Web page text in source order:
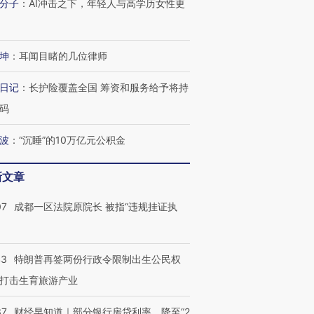
子 ： AI冲击之下，年轻人与高学历女性更
： 耳闻目睹的几位律师
记 ： 长护险覆盖全国 筹资和服务给予将持
： “沉睡”的10万亿元公积金
章
成都一区法院原院长 被指“违规挂证执
特朗普再签两份行政令限制出生公民权
击生育旅游产业
财经早知道｜部分银行房贷利率，降至“2